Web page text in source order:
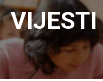
VIJESTI